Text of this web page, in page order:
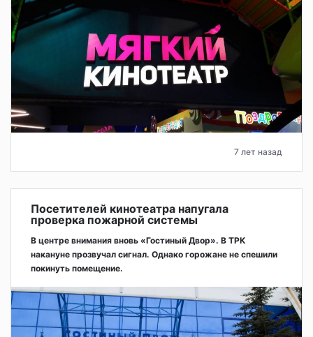
7 лет назад
Посетителей кинотеатра напугала
проверка пожарной системы
В центре внимания вновь «Гостиный Двор». В ТРК
накануне прозвучал сигнал. Однако горожане не спешили
покинуть помещение.